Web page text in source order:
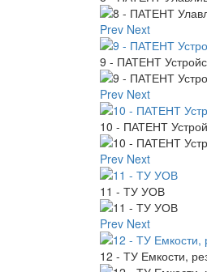
Prev Next
9 - ПАТЕНТ
Prev Next
10 - ПАТЕНТ
Prev Next
11 - ТУ УОВ
Prev Next
12 - ТУ Емкости,